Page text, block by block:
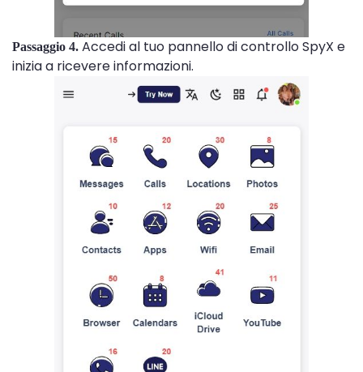
Passaggio 4. Accedi al tuo pannello di controllo SpyX e
inizia a ricevere informazioni.